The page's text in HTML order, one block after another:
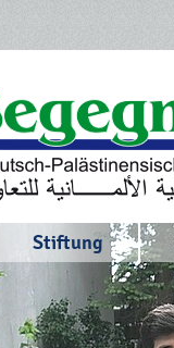
Stiftung